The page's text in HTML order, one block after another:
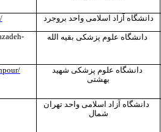
دانشگاه آزاد اسلامی واحد بروجرد
/
دانشگاه علوم پزشکی بقیه الله
دانشگاه علوم پزشکی شهید
بهشتی
/
دانشگاه آزاد اسلامی واحد تهران
شمال